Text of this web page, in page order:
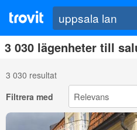
3 030 lägenheter till
3 030 resultat
Filtrera med